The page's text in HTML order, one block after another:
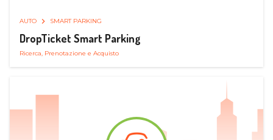
AUTO SMART PARKING
DropTicket Smart Parking
Ricerca, Prenotazione e Acquisto